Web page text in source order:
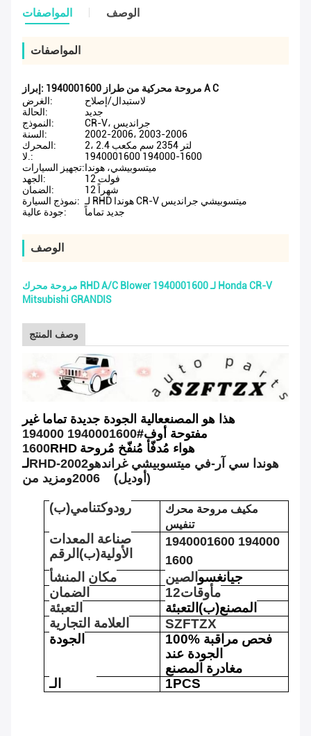
المواصفات الوصف
المواصفات
إبراز:
1940001600 مروحة محركية من طراز A C
الغرض:
لاستبدال/إصلاح
الحالة:
جديد
النموذج:
CR-V، جرانديس
السنة:
2002-2006، 2003-2006
المحرك:
2، 2.4 لتر 2354 سم مكعب
لا.:
1940001600 194000-1600
تجهيز السيارات:ميتسوبيشي، هوندا
الجهد:
12 فولت
الضمان:
12 شهراً
نموذج السيارة:
لـ RHD هوندا CR-V ميتسوبيشي جرانديس
جودة عالية:
جديد تماماً
الوصف
مروحة محرك RHD A/C Blower 1940001600 لـ Honda CR-V
Mitsubishi GRANDIS
وصف المنتج
هذا هو المصنععالية الجودة جديدة تماما غير
مفتوحة أوف#
1940001600 194000
1600RHD هواء مُدفّأ مُنفّخ مُروحة
لـRHD هوندا سي آر-في ميتسوبيشي غراندهو
2002-
2006
(أوديل)
(ب) رودوكتنامي مكيف مروحة محرك
تنفيس
صناعة المعدات
الأولية(ب) الرقم
1940001600 194000
1600
مكان المنشأ جيانغسو الصين
الضمان
12 مأوقات
التعبئة
المصنع(ب) التعبئة
العلامة التجارية
SZFTZX
الجودة
100% فحص مراقبة
الجودة عند
مغادرة المصنع
1PCS